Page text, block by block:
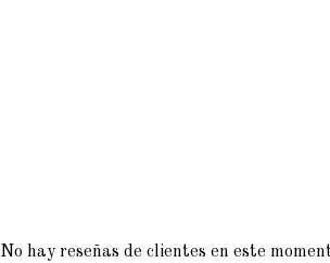
No hay reseñas de clientes en este